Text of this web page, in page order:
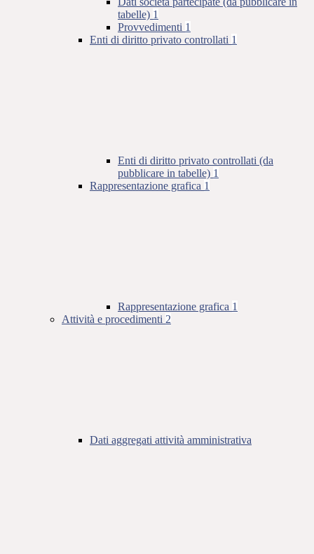
tabelle) 1
Provvedimenti 1
Enti di diritto privato controllati 1
Enti di diritto privato controllati (da
pubblicare in tabelle) 1
Rappresentazione grafica 1
Rappresentazione grafica 1
Attività e procedimenti 2
Dati aggregati attività amministrativa